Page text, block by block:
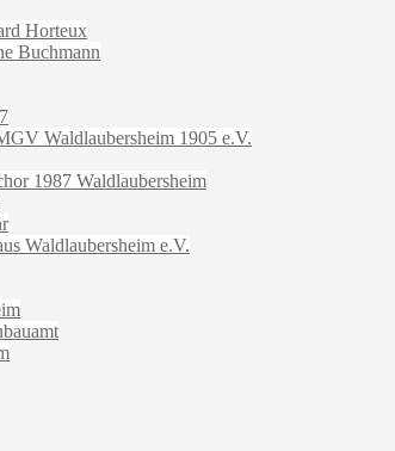
Horteux
Buchmann
Waldlaubersheim 1905 e.V.
1987 Waldlaubersheim
Waldlaubersheim e.V.